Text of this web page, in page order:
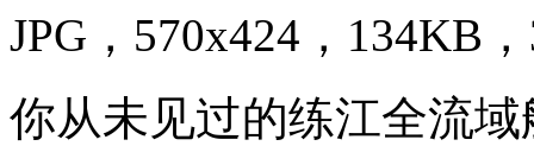
JPG，570x424，134KB
你从未见过的练江全流